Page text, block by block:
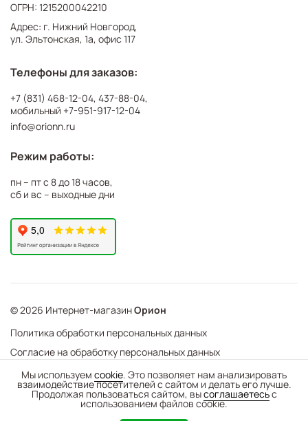
Мы используем cookie. Это позволяет нам анализировать
взаимодействие посетителей с сайтом и делать его лучше.
Продолжая пользоваться сайтом, высоглашаетесьс
использованием файлов cookie.
- + В корзину
ОГРН: 1215200042210
Адрес: г. Нижний Новгород,
ул. Эльтонская, 1а, офис 117
Телефоны для заказов:
+7 (831) 468-12-04, 437-88-04,
мобильный +7-951-917-12-04
info@orionn.ru
Режим работы:
пн – пт с 8 до 18 часов,
сб и вс – выходные дни
© 2026 Интернет-магазинОрион
Политика обработки персональных данных
Согласие на обработку персональных данных
Web Механика
- создание интернет-магазинов